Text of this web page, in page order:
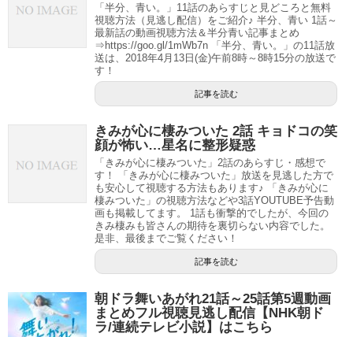
「半分、青い。」11話のあらすじと見どころと無料
視聴方法（見逃し配信）をご紹介♪ 半分、青い 1話～
最新話の動画視聴方法＆半分青い記事まとめ
⇒https://goo.gl/1mWb7n 「半分、青い。」の11話放
送は、2018年4月13日(金)午前8時～8時15分の放送で
す！
記事を読む
きみが心に棲みついた 2話 キョドコの笑
顔が怖い…星名に整形疑惑
「きみが心に棲みついた」2話のあらすじ・感想で
す！ 「きみが心に棲みついた」放送を見逃した方で
も安心して視聴する方法もあります♪ 「きみが心に
棲みついた」の視聴方法などや3話YOUTUBE予告動
画も掲載してます。 1話も衝撃的でしたが、今回の
きみ棲みも皆さんの期待を裏切らない内容でした。
是非、最後までご覧ください！
記事を読む
朝ドラ舞いあがれ21話～25話第5週動画
まとめフル視聴見逃し配信【NHK朝ド
ラ/連続テレビ小説】はこちら